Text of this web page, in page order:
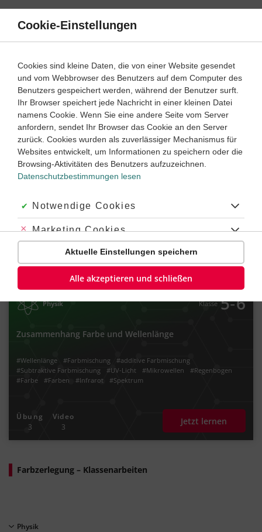
Direkt
Inhalt
Farbzerlegung – Lernwege
Physik Klasse 5
Spektrum des Lichts
Übung
Video
2
Physik Klasse 5‐6
Zusammenhang Farbe und Wellenlänge
#Wellenlänge #Farbmischung
#additive Farbmischung
#Subtraktive Farbmischung
#UV-Licht #Mikrowellen
#Regenbogen
#Farbe
#Farben #Infrarot #Spektrum
Übung
3
Video
3
Jetzt lernen
Farbzerlegung – Klassenarbeiten
Physik
Cookie-Einstellungen
Cookies sind kleine Daten, die von einer Website gesendet
und vom Webbrowser des Benutzers auf dem Computer des
Benutzers gespeichert werden, während der Benutzer surft.
Ihr Browser speichert jede Nachricht in einer kleinen Datei
namens Cookie. Wenn Sie eine andere Seite vom Server
anfordern, sendet Ihr Browser das Cookie an den Server
zurück. Cookies wurden als zuverlässiger Mechanismus für
Websites entwickelt, um Informationen zu speichern oder die
Browsing-Aktivitäten des Benutzers aufzuzeichnen.
Datenschutzbestimmungen lesen
Akzeptiert:
Notwendige Cookies
Abgelehnt:
Marketing Cookies
Abgelehnt:
Personalisierungs-Cookies
Aktuelle Einstellungen speichern
Alle akzeptieren und schließen